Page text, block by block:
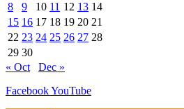
8
9 10 11 12 13 14
15 16 17 18 19 20 21
22 23 24 25 26 27 28
29 30
« Oct
Dec »
FacebookYouTube